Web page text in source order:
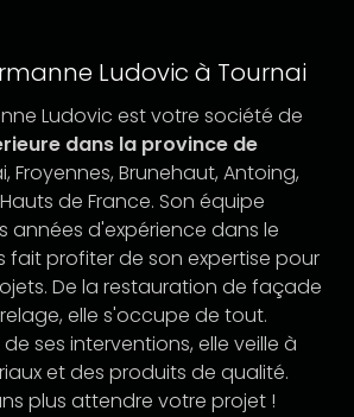
Ludovic à Tournai
Ludovic est votre société de
dans la province de
Froyennes, Brunehaut, Antoing,
de France. Son équipe
années d'expérience dans le
fait profiter de son expertise pour
De la restauration de façade
elle s'occupe de tout.
ses interventions, elle veille à
et des produits de qualité.
plus attendre votre projet !